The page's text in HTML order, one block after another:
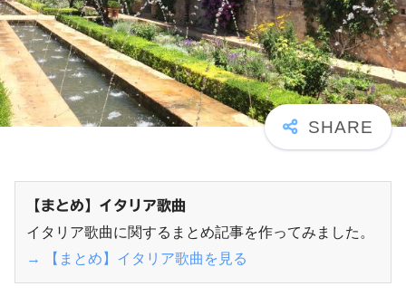
【まとめ】イタリア歌曲
イタリア歌曲に関するまとめ記事を作ってみました。
→ 【まとめ】イタリア歌曲を見る